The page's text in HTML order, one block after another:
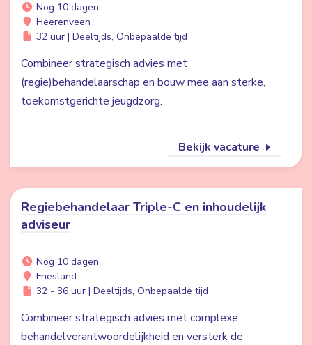
Nog 10 dagen
Heerenveen
32 uur | Deeltijds, Onbepaalde tijd
Combineer strategisch advies met
(regie)behandelaarschap en bouw mee aan sterke,
toekomstgerichte jeugdzorg.
Bekijk vacature
Regiebehandelaar Triple-C en inhoudelijk
adviseur
Nog 10 dagen
Friesland
32 - 36 uur | Deeltijds, Onbepaalde tijd
Combineer strategisch advies met complexe
behandelverantwoordelijkheid en versterk de